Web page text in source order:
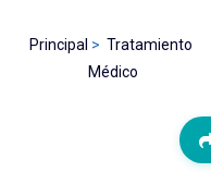
Principal
Tratamiento
Médico